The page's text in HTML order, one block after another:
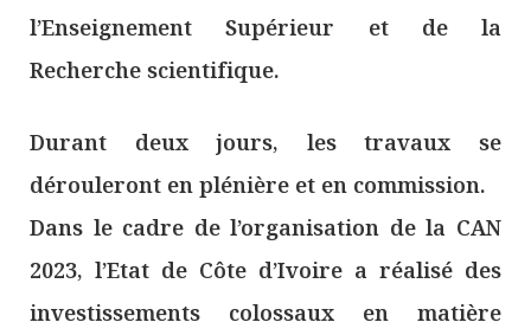
l’Enseignement Supérieur et de la
Recherche scientifique.
Durant deux jours, les travaux se
dérouleront en plénière et en commission.
Dans le cadre de l’organisation de la CAN
2023, l’Etat de Côte d’Ivoire a réalisé des
investissements colossaux en matière